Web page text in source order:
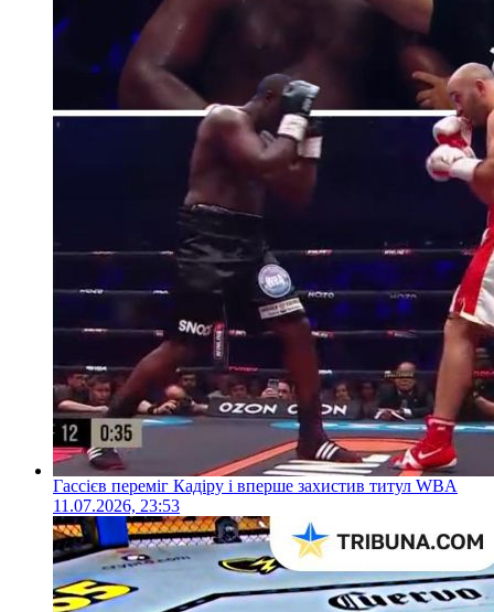
Гассієв переміг Кадіру і вперше захистив титул WBA
11.07.2026, 23:53